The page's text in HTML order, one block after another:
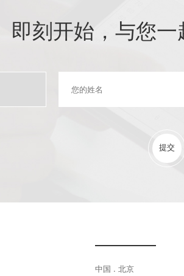
即刻开始，与您
提交
中国 . 北京